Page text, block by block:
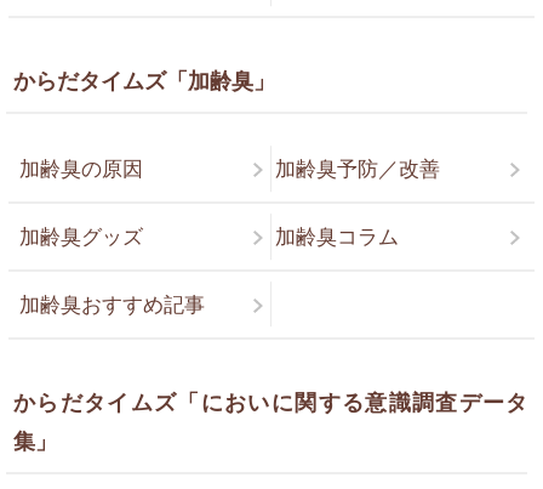
からだタイムズ「加齢臭」
加齢臭の原因 加齢臭予防／改善
加齢臭グッズ 加齢臭コラム
加齢臭おすすめ記事
からだタイムズ「においに関する意識調査データ
集」